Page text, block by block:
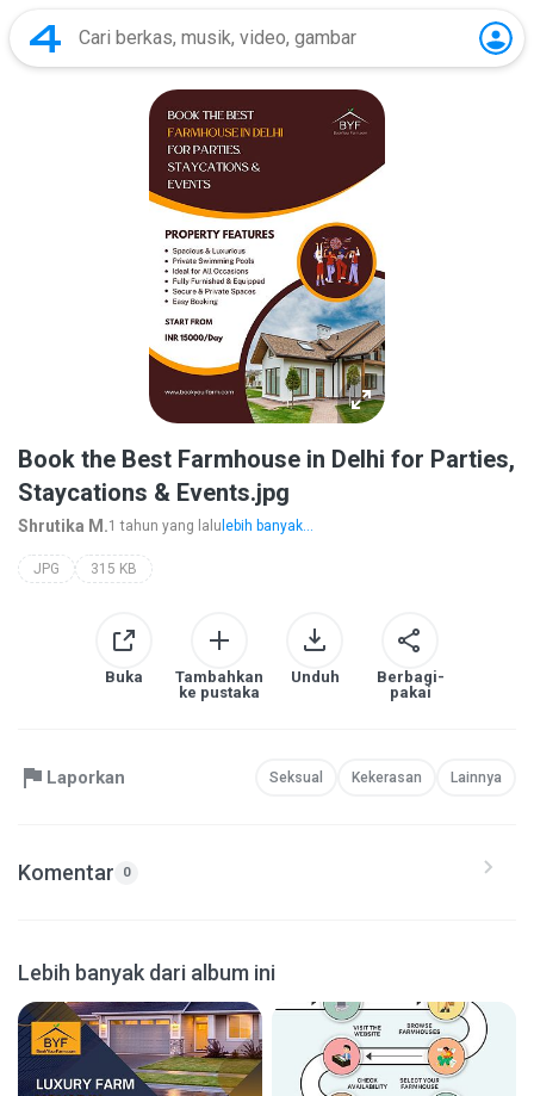
Book the Best Farmhouse in Delhi for Parties,
Staycations & Events.jpg
Shrutika M.1 tahun yang lalu lebih banyak...
JPG 315 KB
Buka
Tambahkan
ke pustaka
Unduh
Berbagi-
pakai
Laporkan Seksual Kekerasan Lainnya
Komentar 0
Lebih banyak dari album ini